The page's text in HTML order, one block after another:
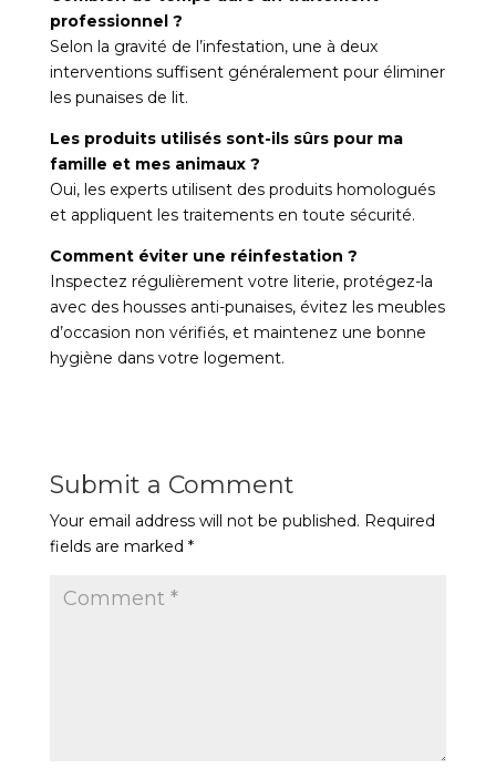
professionnel ?
Selon la gravité de l’infestation, une à deux
interventions suffisent généralement pour éliminer
les punaises de lit.
Les produits utilisés sont-ils sûrs pour ma
famille et mes animaux ?
Oui, les experts utilisent des produits homologués
et appliquent les traitements en toute sécurité.
Comment éviter une réinfestation ?
Inspectez régulièrement votre literie, protégez-la
avec des housses anti-punaises, évitez les meubles
d’occasion non vérifiés, et maintenez une bonne
hygiène dans votre logement.
Submit a Comment
Your email address will not be published. Required
fields are marked *